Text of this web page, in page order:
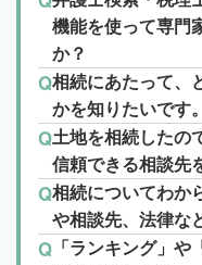
機能を使って専門
か？
相続にあたって、
かを知りたいです。
土地を相続したの
信頼できる相談先
相続についてわか
や相談先、法律な
「ランキング」